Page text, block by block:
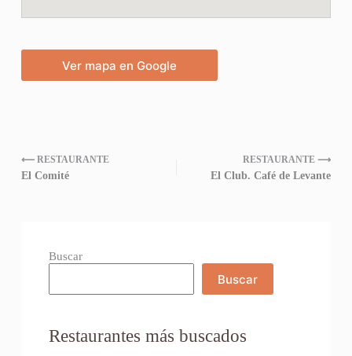
Ver mapa en Google
⟵ RESTAURANTE
El Comité
RESTAURANTE ⟶
El Club. Café de Levante
Buscar
Buscar
Restaurantes más buscados